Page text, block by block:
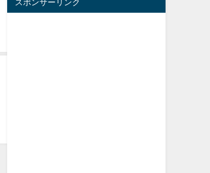
スポンサーリンク